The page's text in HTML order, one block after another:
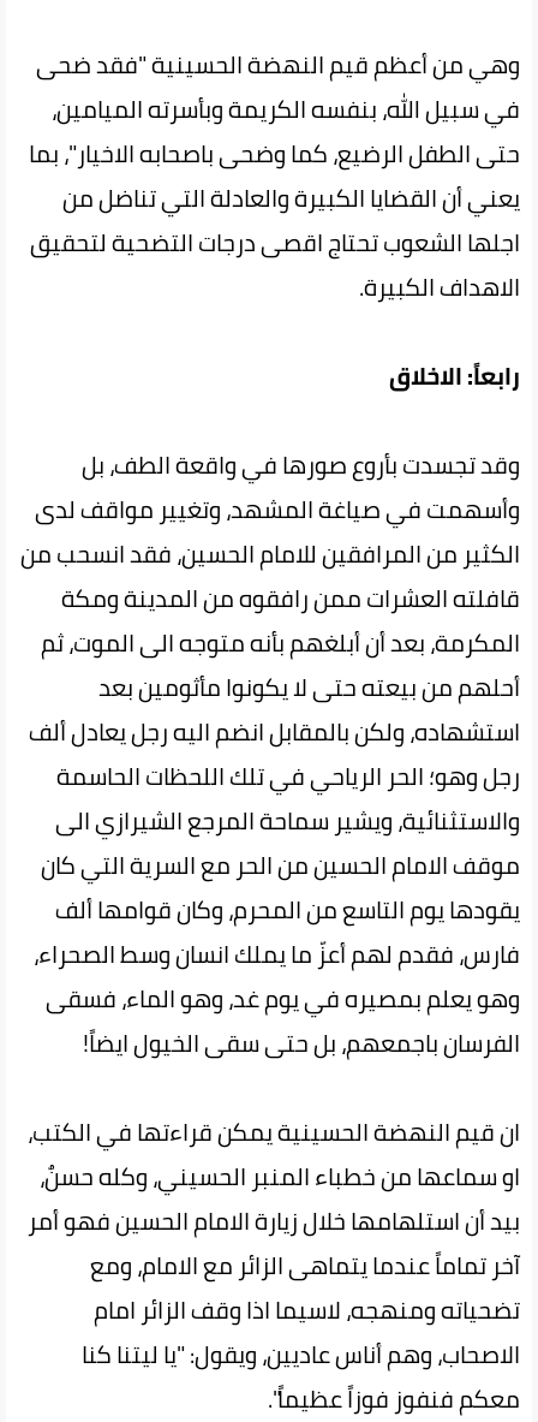
وهي من أعظم قيم النهضة الحسينية "فقد ضحى
في سبيل الله، بنفسه الكريمة وبأسرته الميامين،
حتى الطفل الرضيع، كما وضحى باصحابه الاخيار"، بما
يعني أن القضايا الكبيرة والعادلة التي تناضل من
اجلها الشعوب تحتاج اقصى درجات التضحية لتحقيق
الاهداف الكبيرة.
رابعاً: الاخلاق
وقد تجسدت بأروع صورها في واقعة الطف، بل
وأسهمت في صياغة المشهد، وتغيير مواقف لدى
الكثير من المرافقين للامام الحسين، فقد انسحب من
قافلته العشرات ممن رافقوه من المدينة ومكة
المكرمة، بعد أن أبلغهم بأنه متوجه الى الموت، ثم
أحلهم من بيعته حتى لا يكونوا مأثومين بعد
استشهاده، ولكن بالمقابل انضم اليه رجل يعادل ألف
رجل وهو؛ الحر الرياحي في تلك اللحظات الحاسمة
والاستثنائية، ويشير سماحة المرجع الشيرازي الى
موقف الامام الحسين من الحر مع السرية التي كان
يقودها يوم التاسع من المحرم، وكان قوامها ألف
فارس، فقدم لهم أعزّ ما يملك انسان وسط الصحراء،
وهو يعلم بمصيره في يوم غد، وهو الماء، فسقى
الفرسان باجمعهم، بل حتى سقى الخيول ايضاً!
ان قيم النهضة الحسينية يمكن قراءتها في الكتب،
او سماعها من خطباء المنبر الحسيني، وكله حسنٌ،
بيد أن استلهامها خلال زيارة الامام الحسين فهو أمر
آخر تماماً عندما يتماهى الزائر مع الامام، ومع
تضحياته ومنهجه، لاسيما اذا وقف الزائر امام
الاصحاب، وهم أناس عاديين، ويقول: "يا ليتنا كنا
معكم فنفوز فوزاً عظيماً".